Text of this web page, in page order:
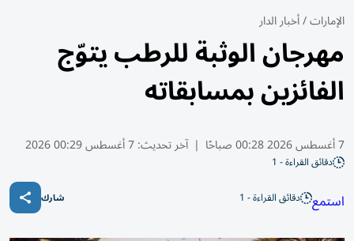
الإمارات/أخبار الدار
مهرجان الوثبة للرطب يتوّج
الفائزين بمسابقاته
7 أغسطس 2026 00:28 صباحًا | آخر تحديث:7 أغسطس 00:29 2026
دقائق القراءة - 1
استمع دقائق القراءة - 1 شارك